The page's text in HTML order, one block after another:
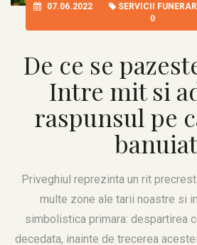
07.06.2022 SERVICII
0
De ce se
Intre mit si
raspunsul pe
Priveghiul reprezinta un rit
multe zone ale tarii noastre si
simbolistica primara: despartirea
decedata, inainte de trecerea